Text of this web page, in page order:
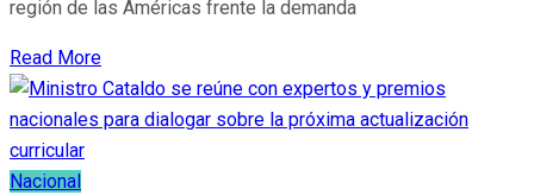
región de las Américas frente la demanda
Read More
Nacional